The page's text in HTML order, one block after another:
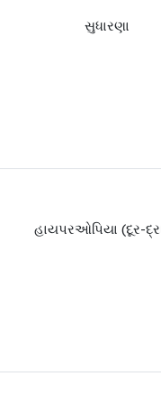
સુધારણા
હાયપરઓપિયા (દૂર-